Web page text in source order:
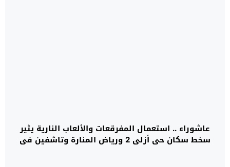
عاشوراء .. استعمال المفرقعات والألعاب النارية يثير
سخط سكان حي أزلي 2 ورياض المنارة وتاشفين في